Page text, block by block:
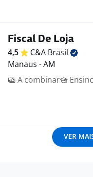
Fiscal De Loja
4,5 C&A Brasil
Manaus - AM
A combinar
VER